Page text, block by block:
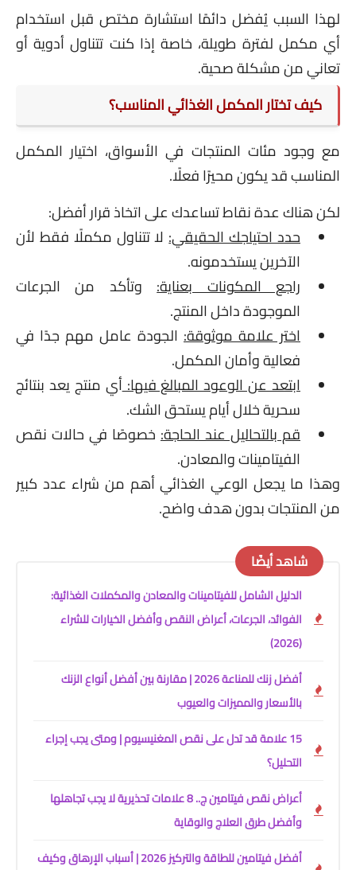
لهذا السبب يُفضل دائمًا استشارة مختص قبل استخدام
أي مكمل لفترة طويلة، خاصة إذا كنت تتناول أدوية أو
تعاني من مشكلة صحية.
كيف تختار المكمل الغذائي المناسب؟
مع وجود مئات المنتجات في الأسواق، اختيار المكمل
المناسب قد يكون محيرًا فعلًا.
لكن هناك عدة نقاط تساعدك على اتخاذ قرار أفضل:
حدد احتياجك الحقيقي:لا تتناول مكملًا فقط لأن
الآخرين يستخدمونه.
راجع المكونات بعناية:وتأكد من الجرعات
الموجودة داخل المنتج.
اختر علامة موثوقة: الجودة عامل مهم جدًا في
فعالية وأمان المكمل.
ابتعد عن الوعود المبالغ فيها:أي منتج يعد بنتائج
سحرية خلال أيام يستحق الشك.
قم بالتحاليل عند الحاجة: خصوصًا في حالات نقص
الفيتامينات والمعادن.
وهذا ما يجعل الوعي الغذائي أهم من شراء عدد كبير
من المنتجات بدون هدف واضح.
شاهد أيضًا
الدليل الشامل للفيتامينات والمعادن والمكملات الغذائية:
الفوائد، الجرعات، أعراض النقص وأفضل الخيارات للشراء
(2026)
أفضل زنك للمناعة 2026 | مقارنة بين أفضل أنواع الزنك
بالأسعار والمميزات والعيوب
15 علامة قد تدل على نقص المغنيسيوم | ومتى يجب إجراء
التحليل؟
أعراض نقص فيتامين ج.. 8 علامات تحذيرية لا يجب تجاهلها
وأفضل طرق العلاج والوقاية
أفضل فيتامين للطاقة والتركيز 2026 | أسباب الإرهاق وكيف